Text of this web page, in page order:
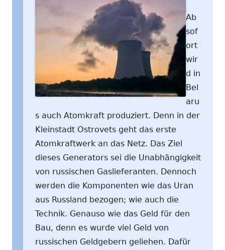
Ab
sof
ort
wir
d in
Bel
aru
s auch Atomkraft produziert. Denn in der
Kleinstadt Ostrovets geht das erste
Atomkraftwerk an das Netz. Das Ziel
dieses Generators sei die Unabhängigkeit
von russischen Gaslieferanten. Dennoch
werden die Komponenten wie das Uran
aus Russland bezogen; wie auch die
Technik. Genauso wie das Geld für den
Bau, denn es wurde viel Geld von
russischen Geldgebern geliehen. Dafür